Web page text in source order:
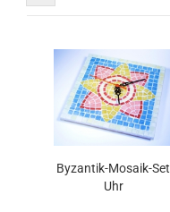
Byzantik-Mosaik-Set
Uhr